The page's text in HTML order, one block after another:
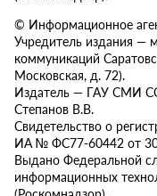
© Информационное
Учредитель издания —
коммуникаций
Московская, д. 72).
Издатель — ГАУ СМИ СО
Степанов В.В.
Свидетельство о
ИА № ФС77-60442 от 30
Выдано Федеральной
информационных